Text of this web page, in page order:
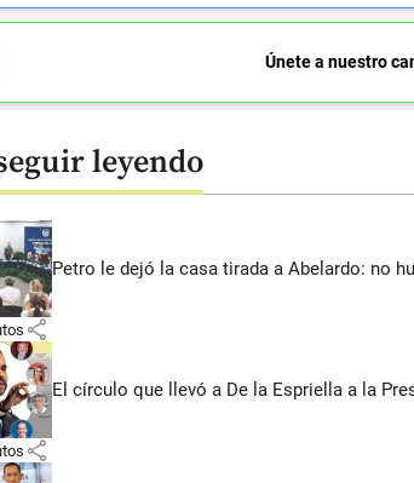
Únete a nuestro
leyendo
Petro le dejó la casa tirada a Abelardo: no
share
El círculo que llevó a De la Espriella a la
share